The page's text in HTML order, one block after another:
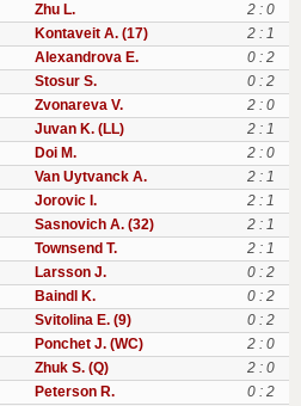
Zhu L.
2 : 0
Kontaveit A. (17)
2 : 1
Alexandrova E.
0 : 2
Stosur S.
0 : 2
Zvonareva V.
2 : 0
Juvan K. (LL)
2 : 1
Doi M.
2 : 0
Van Uytvanck A.
2 : 1
Jorovic I.
2 : 1
Sasnovich A. (32)
2 : 1
Townsend T.
2 : 1
Larsson J.
0 : 2
Baindl K.
0 : 2
Svitolina E. (9)
0 : 2
Ponchet J. (WC)
2 : 0
Zhuk S. (Q)
2 : 0
Peterson R.
0 : 2